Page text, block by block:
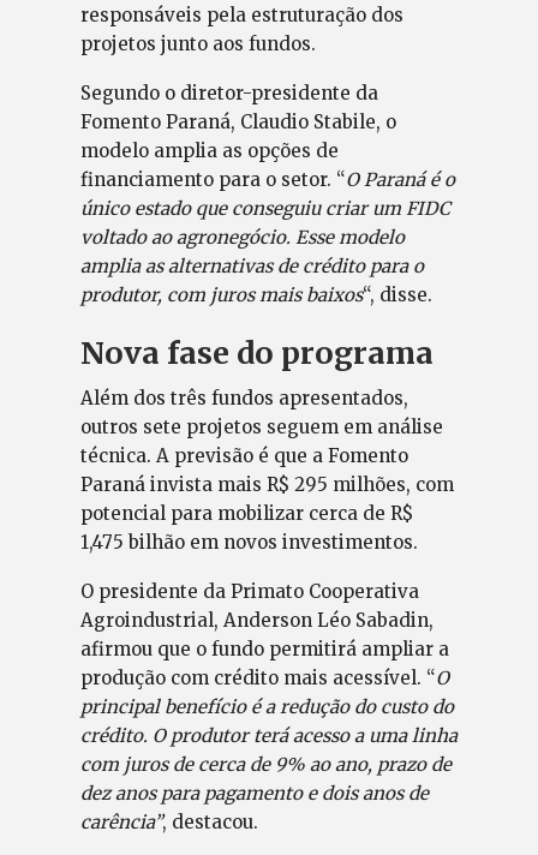
responsáveis pela estruturação dos
projetos junto aos fundos.
Segundo o diretor-presidente da
Fomento Paraná, Claudio Stabile, o
modelo amplia as opções de
financiamento para o setor. “O Paraná é o
único estado que conseguiu criar um FIDC
voltado ao agronegócio. Esse modelo
amplia as alternativas de crédito para o
produtor, com juros mais baixos“, disse.
Nova fase do programa
Além dos três fundos apresentados,
outros sete projetos seguem em análise
técnica. A previsão é que a Fomento
Paraná invista mais R$ 295 milhões, com
potencial para mobilizar cerca de R$
1,475 bilhão em novos investimentos.
O presidente da Primato Cooperativa
Agroindustrial, Anderson Léo Sabadin,
afirmou que o fundo permitirá ampliar a
produção com crédito mais acessível. “O
principal benefício é a redução do custo do
crédito. O produtor terá acesso a uma linha
com juros de cerca de 9% ao ano, prazo de
dez anos para pagamento e dois anos de
carência”, destacou.